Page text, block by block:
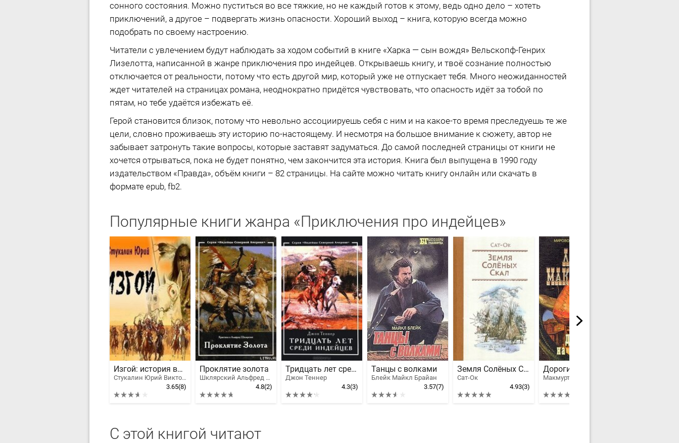
сонного состояния. Можно пуститься во все тяжкие, но не каждый готов к этому, ведь одно дело – хотеть
приключений, а другое – подвергать жизнь опасности. Хороший выход – книга, которую всегда можно
подобрать по своему настроению.
Читатели с увлечением будут наблюдать за ходом событий в книге «Харка — сын вождя» Вельскопф-Генрих
Лизелотта, написанной в жанре приключения про индейцев. Открываешь книгу, и твоё сознание полностью
отключается от реальности, потому что есть другой мир, который уже не отпускает тебя. Много неожиданностей
ждет читателей на страницах романа, неоднократно придётся чувствовать, что опасность идёт за тобой по
пятам, но тебе удаётся избежать её.
Герой становится близок, потому что невольно ассоциируешь себя с ним и на какое-то время преследуешь те же
цели, словно проживаешь эту историю по-настоящему. И несмотря на большое внимание к сюжету, автор не
забывает затронуть такие вопросы, которые заставят задуматься. До самой последней страницы от книги не
хочется отрываться, пока не будет понятно, чем закончится эта история. Книга был выпущена в 1990 году
издательством «Правда», объём книги – 82 страницы. На сайте можно читать книгу онлайн или скачать в
формате epub, fb2.
Популярные книги жанра «Приключения про индейцев»
Изгой: история воина
Стукалин Юрий Викторович
3.65(8)
Проклятие золота
Шклярский Альфред Alfred Szklarski, Шклярская Кристина
4.8(2)
Тридцать лет среди индейцев
Джон Теннер
4.3(3)
Танцы с волками
Блейк Майкл Брайан
3.57(7)
Земля Солёных Скал
Сат-Ок
4.93(3)
Дороги на Ларедо
С этой книгой читают